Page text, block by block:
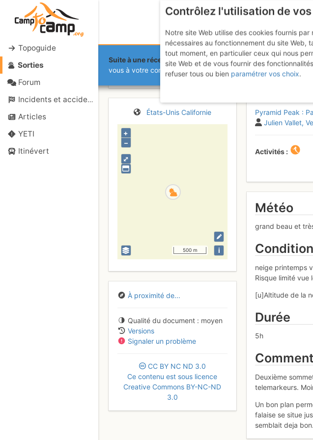
Topoguide
Sorties
Forum
Incidents et accidents
Articles
YETI
Itinévert
Suite à une récente et importante mise à jour du site,si
vous à votre compte sur le site.
Pyramid Peak : Par
États-Unis Californie
⤢
+
–
500 m i
À proximité de...
Qualité du document
moyen
Versions
Signaler un problème
CC BY NC ND 3.0
Ce contenu est sous licence
Creative Commons BY-NC-ND
3.0
Pyramid Peak :
Julien Vallet
Activités
Météo
grand beau et
neige printemps
Risque limité vue
[u]Altitude de la
Durée
5h
Deuxième
telemarkeurs.
Un bon plan
falaise se situe
semblait deja bon.
Contrôlez l'utilisation de
Notre site Web utilise des cookies fournis
nécessaires au fonctionnement du site Web,
tout moment, en particulier ceux qui nous
site Web et de vous fournir des
refuser tous ou bien paramétrer vos choix.